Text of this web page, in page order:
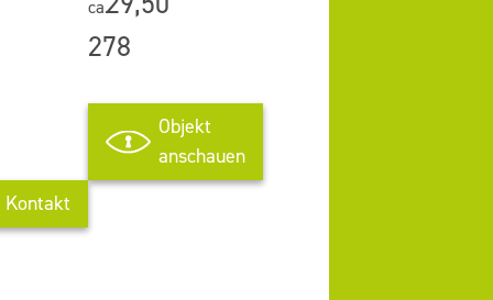
ca.
278
Objekt
anschauen
Kontakt